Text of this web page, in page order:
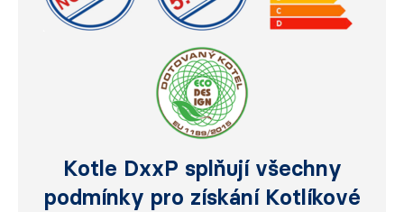
Kotle DxxP splňují všechny
podmínky pro získání Kotlíkové